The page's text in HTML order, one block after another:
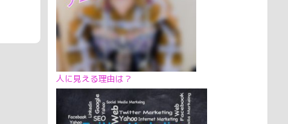
人に見える理由は？